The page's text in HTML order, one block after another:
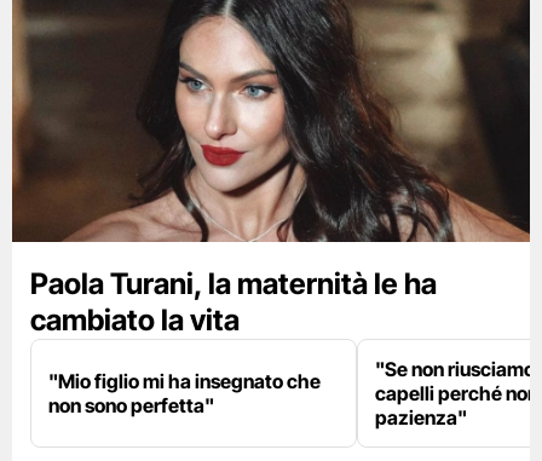
Paola Turani, la maternità le ha
cambiato la vita
"Mio figlio mi ha insegnato che
non sono perfetta"
"Se non riusciamo
capelli perché
pazienza"